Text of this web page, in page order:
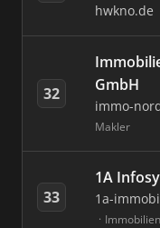
hwkno.de
32
GmbH
immo-
Makler
33
1A
1a-